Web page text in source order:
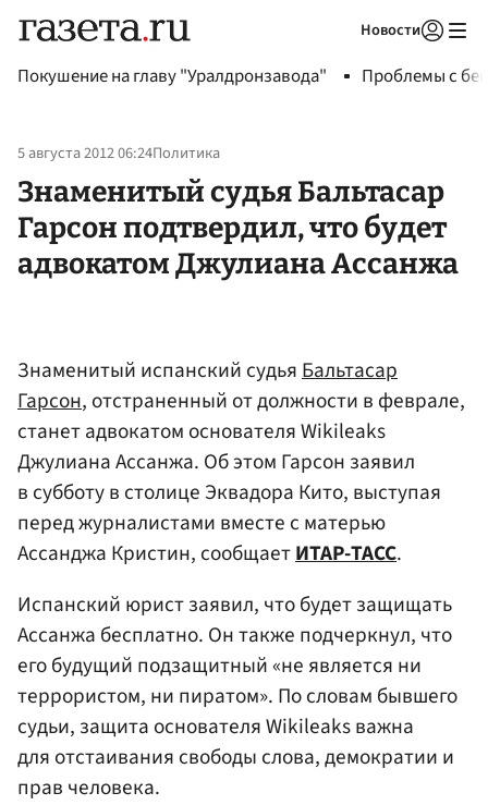
Новости
Покушение на главу "Уралдронзавода" Проблемы с
5 августа 2012 06:24Политика
Знаменитый судья Бальтасар
Гарсон подтвердил, что будет
адвокатом Джулиана Ассанжа
Знаменитый испанский судьяБальтасар
Гарсон, отстраненный от должности в феврале,
станет адвокатом основателя Wikileaks
Джулиана Ассанжа. Об этом Гарсон заявил
в субботу в столице Эквадора Кито, выступая
перед журналистами вместе с матерью
Ассанджа Кристин, сообщаетИТАР-ТАСС.
Испанский юрист заявил, что будет защищать
Ассанжа бесплатно. Он также подчеркнул, что
его будущий подзащитный «не является ни
террористом, ни пиратом». По словам бывшего
судьи, защита основателя Wikileaks важна
для отстаивания свободы слова, демократии и
прав человека.